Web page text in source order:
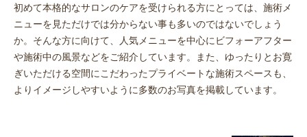
初めて本格的なサロンのケアを受けられる方にとっては、施術メ
ニューを見ただけでは分からない事も多いのではないでしょう
か。そんな方に向けて、人気メニューを中心にビフォーアフター
や施術中の風景などをご紹介しています。また、ゆったりとお寛
ぎいただける空間にこだわったプライベートな施術スペースも、
よりイメージしやすいように多数のお写真を掲載しています。